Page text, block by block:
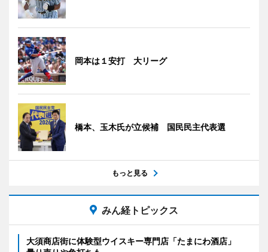
岡本は１安打 大リーグ
橋本、玉木氏が立候補 国民民主代表選
もっと見る
みん経トピックス
大須商店街に体験型ウイスキー専門店「たまにわ酒店」